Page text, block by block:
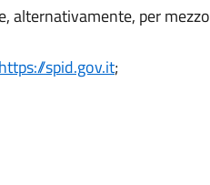
alternativamente, per mezzo
https://spid.gov.it;